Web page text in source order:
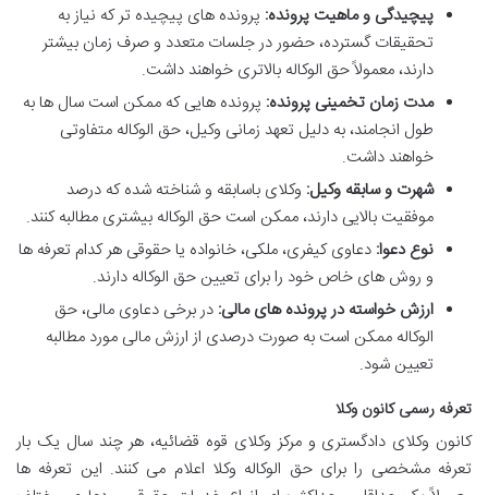
پیچیدگی و ماهیت پرونده: پرونده های پیچیده تر که نیاز به
تحقیقات گسترده، حضور در جلسات متعدد و صرف زمان بیشتر
دارند، معمولاً حق الوکاله بالاتری خواهند داشت.
مدت زمان تخمینی پرونده: پرونده هایی که ممکن است سال ها به
طول انجامند، به دلیل تعهد زمانی وکیل، حق الوکاله متفاوتی
خواهند داشت.
شهرت و سابقه وکیل: وکلای باسابقه و شناخته شده که درصد
موفقیت بالایی دارند، ممکن است حق الوکاله بیشتری مطالبه کنند.
نوع دعوا: دعاوی کیفری، ملکی، خانواده یا حقوقی هر کدام تعرفه ها
و روش های خاص خود را برای تعیین حق الوکاله دارند.
ارزش خواسته در پرونده های مالی: در برخی دعاوی مالی، حق
الوکاله ممکن است به صورت درصدی از ارزش مالی مورد مطالبه
تعیین شود.
تعرفه رسمی کانون وکلا
کانون وکلای دادگستری و مرکز وکلای قوه قضائیه، هر چند سال یک بار
تعرفه مشخصی را برای حق الوکاله وکلا اعلام می کنند. این تعرفه ها